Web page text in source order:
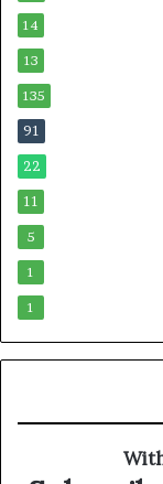
14
13
135
91
22
11
5
1
1